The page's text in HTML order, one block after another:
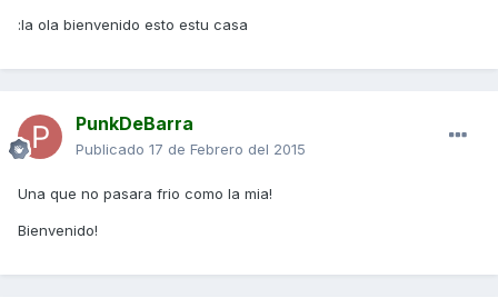
:la ola bienvenido esto estu casa
PunkDeBarra
Publicado 17 de Febrero del 2015
Una que no pasara frio como la mia!
Bienvenido!